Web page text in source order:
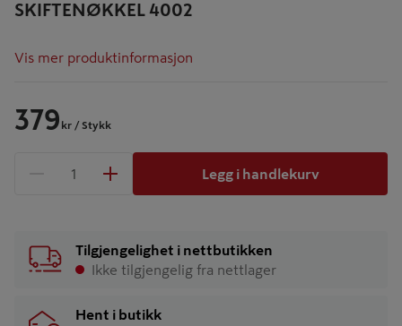
SKIFTENØKKEL 4002
Vis mer produktinformasjon
379 kr / Stykk
1 produkter
Legg i handlekurv
Tilgjengelighet i nettbutikken
Ikke tilgjengelig fra nettlager
Hent i butikk